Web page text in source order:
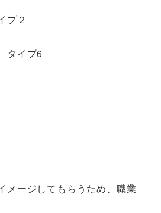
プ２
タイプ6
メージしてもらうため、職業